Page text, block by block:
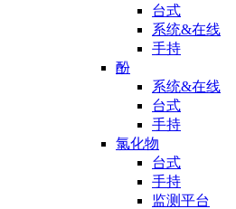
台式
系统&在线
手持
酚
系统&在线
台式
手持
氯化物
台式
手持
监测平台